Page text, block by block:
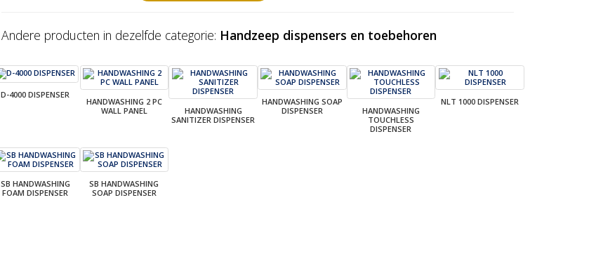
Andere producten in dezelfde categorie: Handzeep dispensers en toebehoren
D-4000 DISPENSER
HANDWASHING 2 PC
WALL PANEL
HANDWASHING
SANITIZER DISPENSER
HANDWASHING SOAP
DISPENSER
HANDWASHING
TOUCHLESS
DISPENSER
NLT 1000 DISPENSER
SB HANDWASHING
FOAM DISPENSER
SB HANDWASHING
SOAP DISPENSER